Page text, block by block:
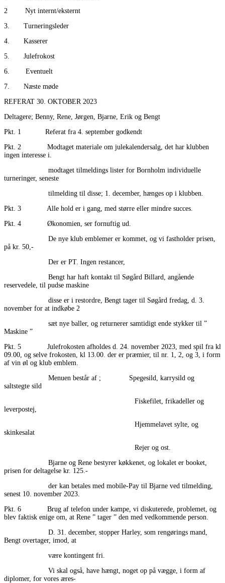
2 Nyt internt/eksternt
3. Turneringsleder
4. Kasserer
5. Julefrokost
6. Eventuelt
7. Næste møde
REFERAT 30. OKTOBER 2023
Deltagere; Benny, Rene, Jørgen, Bjarne, Erik og Bengt
Pkt. 1 Referat fra 4. september godkendt
Pkt. 2 Modtaget materiale om julekalendersalg, det har klubben
ingen interesse i.
modtaget tilmeldings lister for Bornholm individuelle
turneringer, seneste
tilmelding til disse; 1. december, hænges op i klubben.
Pkt. 3 Alle hold er i gang, med større eller mindre succes.
Pkt. 4 Økonomien, ser fornuftig ud.
De nye klub emblemer er kommet, og vi fastholder prisen,
på kr. 50,-
Der er PT. Ingen restancer,
Bengt har haft kontakt til Søgård Billard, angående
reservedele, til pudse maskine
disse er i restordre, Bengt tager til Søgård fredag, d. 3.
november for at indkøbe 2
sæt nye baller, og returnerer samtidigt ende stykker til ”
Maskine ”
Pkt. 5 Julefrokosten afholdes d. 24. november 2023, med spil fra kl
09.00, og selve frokosten, kl 13.00. der er præmier, til nr. 1, 2, og 3, i form
af vin øl og klub emblem.
Menuen består af ; Spegesild, karrysild og
saltstegte sild
Fiskefilet, frikadeller og
leverpostej,
Hjemmelavet sylte, og
skinkesalat
Rejer og ost.
Bjarne og Rene bestyrer køkkenet, og lokalet er booket,
prisen for deltagelse kr. 125.-
der kan betales med mobile-Pay til Bjarne ved tilmelding,
senest 10. november 2023.
Pkt. 6 Brug af telefon under kampe, vi diskuterede, problemet, og
blev faktisk enige om, at Rene ” tager ” den med vedkommende person.
D. 31. december, stopper Harley, som rengørings mand,
Bengt overtager, imod, at
være kontingent fri.
Vi skal også, have hængt, noget op på vægge, i form af
diplomer, for vores æres-